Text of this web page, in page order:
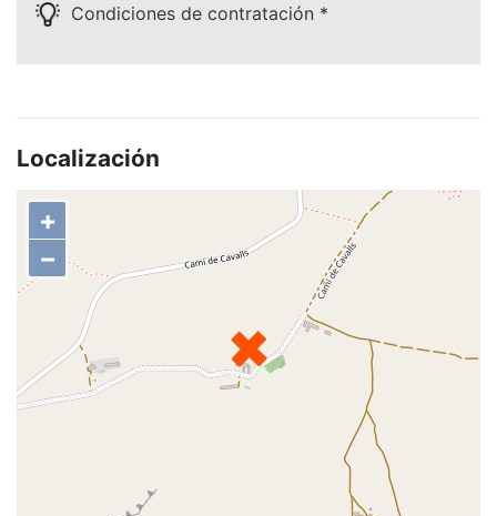
Condiciones de contratación *
Localización
+
−